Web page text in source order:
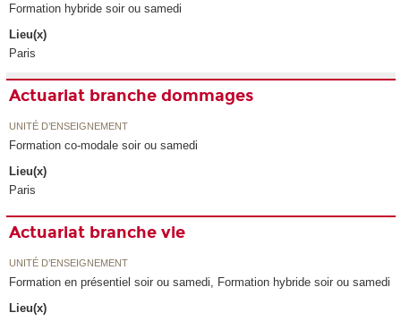
Formation hybride soir ou samedi
Lieu(x)
Paris
Actuariat branche dommages
UNITÉ D’ENSEIGNEMENT
Formation co-modale soir ou samedi
Lieu(x)
Paris
Actuariat branche vie
UNITÉ D’ENSEIGNEMENT
Formation en présentiel soir ou samedi, Formation hybride soir ou samedi
Lieu(x)